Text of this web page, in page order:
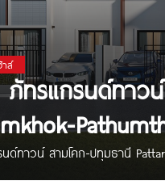
าส์
ภัทรแกรนด์ทาว
ด์ทาวน์ สามโคก-ปทุมธานี